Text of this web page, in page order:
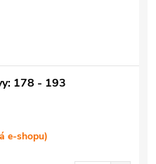
178 - 193
e-shopu)